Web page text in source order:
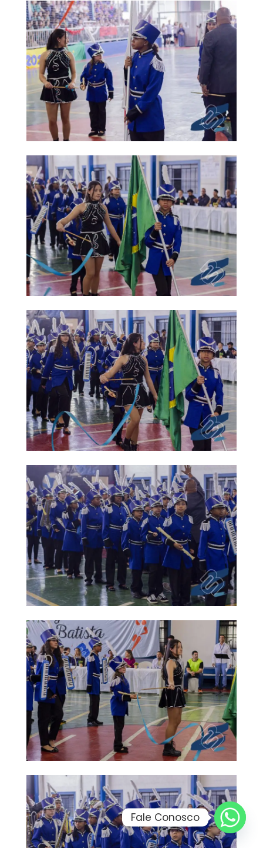
Fale Conosco